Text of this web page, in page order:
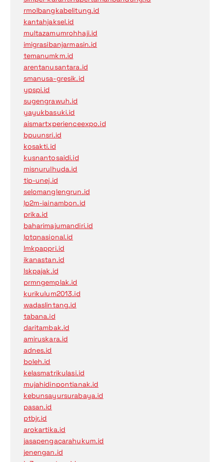
rmolbangkabelitung.id
kantahjaksel.id
multazamumrohhaji.id
imigrasibanjarmasin.id
temanumkm.id
arentanusantara.id
smanusa-gresik.id
ypspi.id
sugengrawuh.id
yayukbasuki.id
aismartxperienceexpo.id
bpuunsri.id
kosakti.id
kusnantosaidi.id
misnurulhuda.id
tip-unej.id
selomanglengrun.id
lp2m-iainambon.id
prika.id
baharimajumandiri.id
lptqnasional.id
lmkpappri.id
ikanastan.id
lskpajak.id
prmngemplak.id
kurikulum2013.id
wadaslintang.id
tabana.id
daritambak.id
amiruskara.id
adnes.id
boleh.id
kelasmatrikulasi.id
mujahidinpontianak.id
kebunsayursurabaya.id
pasan.id
ptbjr.id
arokartika.id
jasapengacarahukum.id
jenengan.id